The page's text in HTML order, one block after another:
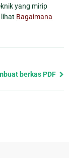
yang mirip
Bagaimana
berkas PDF